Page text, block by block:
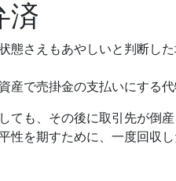
済
態さえもあやしいと判断し
産で売掛金の支払いにする
ても、その後に取引先が倒
性を期すために、一度回収